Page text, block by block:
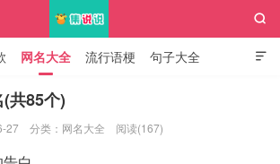

网名大全 流行语梗 句子大全

共85个)
27 分类： 网名大全 阅读(167)